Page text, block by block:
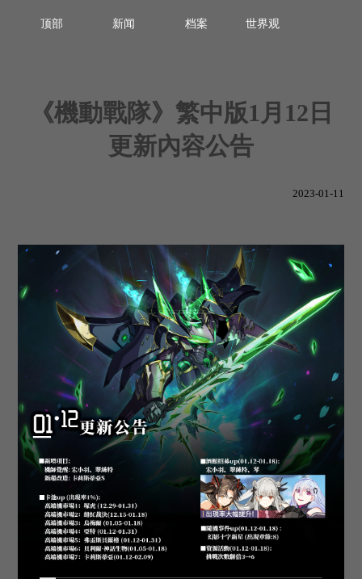
顶部 新闻 档案 世界观
《機動戰隊》繁中版1月12日
更新內容公告
2023-01-11